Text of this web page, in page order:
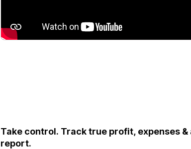
Take control. Track true profit, expenses
report.